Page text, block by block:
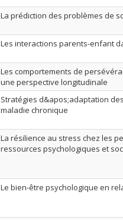
La prédiction des problèmes de
Les interactions parents-enfant
Les comportements de
une perspective longitudinale
Stratégies d&apos;adaptation
maladie chronique
La résilience au stress chez les
ressources psychologiques et
Le bien-être psychologique en